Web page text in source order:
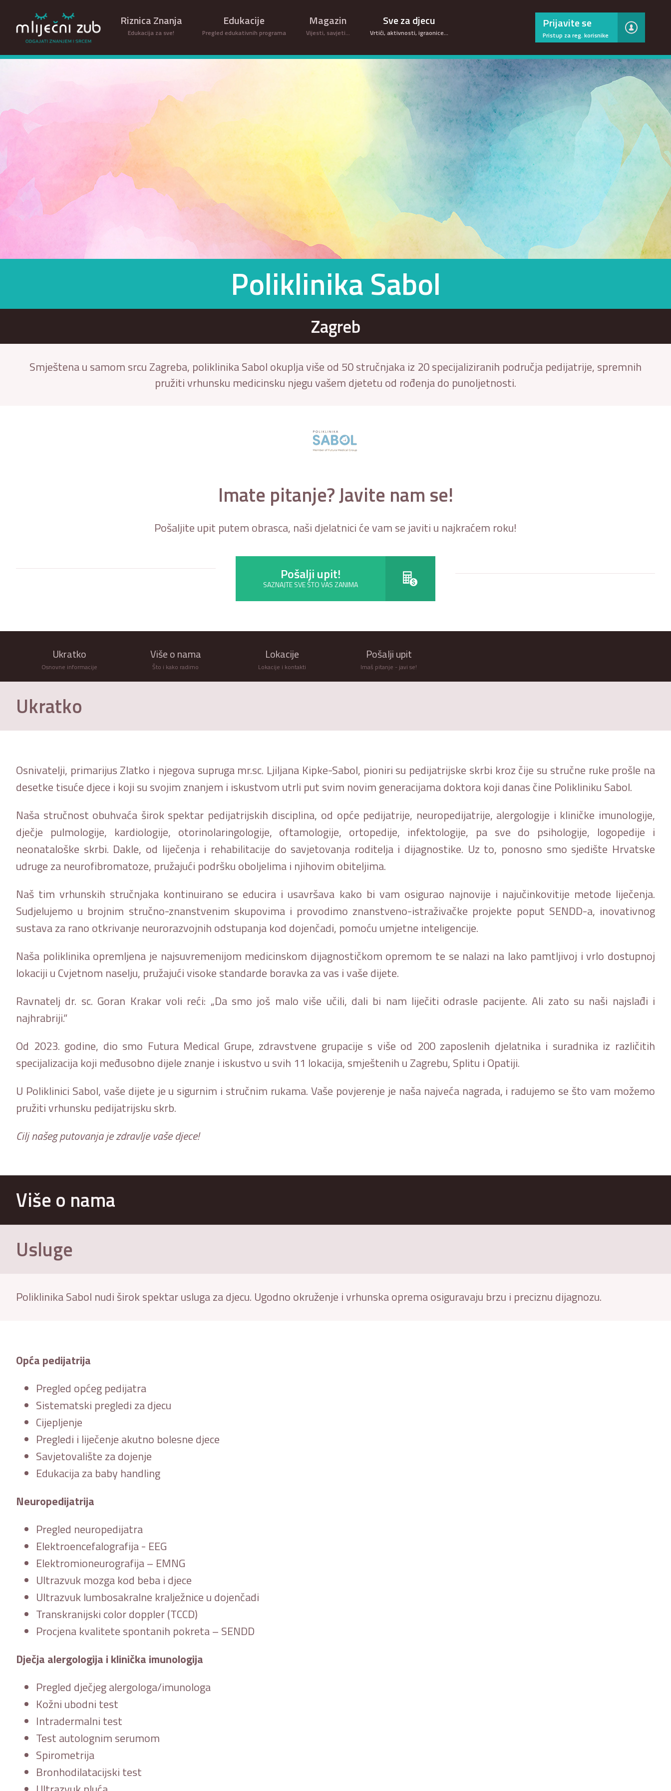
×
Riznica Znanja
Edukacija za sve!
Edukacije
Pregled edukativnih programa
Magazin
Vijesti, savjeti...
Sve za djecu
Vrtići, aktivnosti, igraonice…
Prijavite se
Pristup za reg. korisnike
Poliklinika Sabol
Zagreb
Smještena u samom srcu Zagreba, poliklinika Sabol okuplja više od 50 stručnjaka iz 20 specijaliziranih područja pedijatrije, spremnih
pružiti vrhunsku medicinsku njegu vašem djetetu od rođenja do punoljetnosti.
Imate pitanje? Javite nam se!
Pošaljite upit putem obrasca, naši djelatnici će vam se javiti u najkraćem roku!
Pošalji upit!
SAZNAJTE SVE ŠTO VAS ZANIMA
Ukratko
Osnovne informacije
Više o nama
Što i kako radimo
Lokacije
Lokacije i kontakti
Pošalji upit
Imaš pitanje - javi se!
Ukratko
Osnivatelji, primarijus Zlatko i njegova supruga mr.sc. Ljiljana Kipke-Sabol, pioniri su pedijatrijske skrbi kroz čije su stručne ruke prošle na
desetke tisuće djece i koji su svojim znanjem i iskustvom utrli put svim novim generacijama doktora koji danas čine Polikliniku Sabol.
Naša stručnost obuhvaća širok spektar pedijatrijskih disciplina, od opće pedijatrije, neuropedijatrije, alergologije i kliničke imunologije,
dječje pulmologije, kardiologije, otorinolaringologije, oftamologije, ortopedije, infektologije, pa sve do psihologije, logopedije i
neonataloške skrbi. Dakle, od liječenja i rehabilitacije do savjetovanja roditelja i dijagnostike. Uz to, ponosno smo sjedište Hrvatske
udruge za neurofibromatoze, pružajući podršku oboljelima i njihovim obiteljima.
Naš tim vrhunskih stručnjaka kontinuirano se educira i usavršava kako bi vam osigurao najnovije i najučinkovitije metode liječenja.
Sudjelujemo u brojnim stručno-znanstvenim skupovima i provodimo znanstveno-istraživačke projekte poput SENDD-a, inovativnog
sustava za rano otkrivanje neurorazvojnih odstupanja kod dojenčadi, pomoću umjetne inteligencije.
Naša poliklinika opremljena je najsuvremenijom medicinskom dijagnostičkom opremom te se nalazi na lako pamtljivoj i vrlo dostupnoj
lokaciji u Cvjetnom naselju, pružajući visoke standarde boravka za vas i vaše dijete.
Ravnatelj dr. sc. Goran Krakar voli reći: „Da smo još malo više učili, dali bi nam liječiti odrasle pacijente. Ali zato su naši najslađi i
najhrabriji.”
Od 2023. godine, dio smo Futura Medical Grupe, zdravstvene grupacije s više od 200 zaposlenih djelatnika i suradnika iz različitih
specijalizacija koji međusobno dijele znanje i iskustvo u svih 11 lokacija, smještenih u Zagrebu, Splitu i Opatiji.
U Poliklinici Sabol, vaše dijete je u sigurnim i stručnim rukama. Vaše povjerenje je naša najveća nagrada, i radujemo se što vam možemo
pružiti vrhunsku pedijatrijsku skrb.
Cilj našeg putovanja je zdravlje vaše djece!
Više o nama
Usluge
Poliklinika Sabol nudi širok spektar usluga za djecu. Ugodno okruženje i vrhunska oprema osiguravaju brzu i preciznu dijagnozu.
Opća pedijatrija
Pregled općeg pedijatra
Sistematski pregledi za djecu
Cijepljenje
Pregledi i liječenje akutno bolesne djece
Savjetovalište za dojenje
Edukacija za baby handling
Neuropedijatrija
Pregled neuropedijatra
Elektroencefalografija - EEG
Elektromioneurografija – EMNG
Ultrazvuk mozga kod beba i djece
Ultrazvuk lumbosakralne kralježnice u dojenčadi
Transkranijski color doppler (TCCD)
Procjena kvalitete spontanih pokreta – SENDD
Dječja alergologija i klinička imunologija
Pregled dječjeg alergologa/imunologa
Kožni ubodni test
Intradermalni test
Test autolognim serumom
Spirometrija
Bronhodilatacijski test